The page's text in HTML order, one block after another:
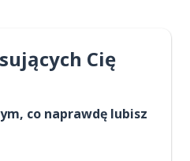
Cię
co naprawdę lubisz